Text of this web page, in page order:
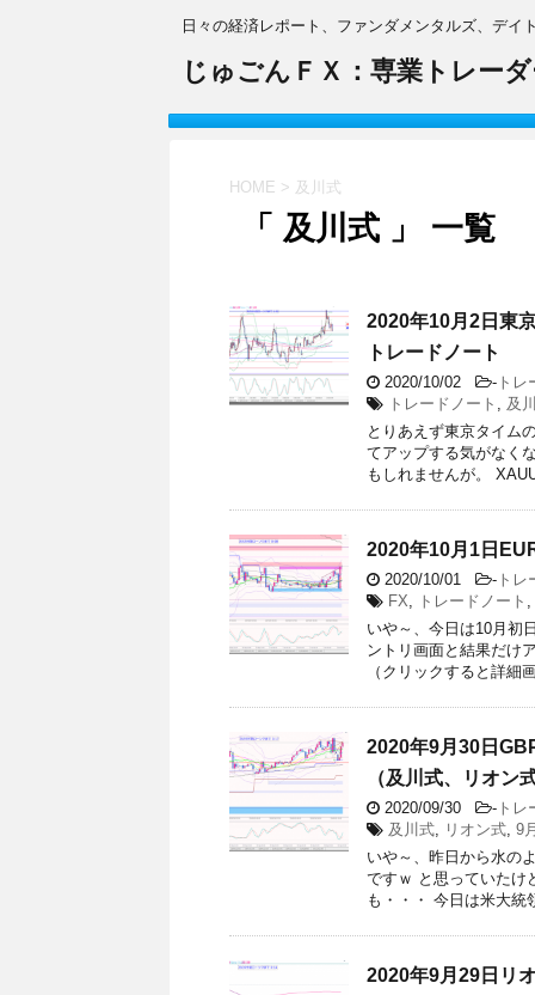
日々の経済レポート、ファンダメンタルズ、デイ
じゅごんＦＸ：専業トレー
HOME > 及川式
「 及川式 」 一覧
2020年10月2日東
トレードノート
2020/10/02 - ト
トレードノート , 及
とりあえず東京タイム
てアップする気がなく
もしれませんが。
2020年10月1日
2020/10/01 - ト
FX, トレードノート ,
いや～、今日は10月初
ントリ画面と結果だけ
（クリックすると詳細
2020年9月30日
（及川式、リオン式
2020/09/30 - ト
及川式, リオン式, 9
いや～、昨日から水の
ですｗ と思っていたけ
も・・・ 今日は米大統
2020年9月29日リ